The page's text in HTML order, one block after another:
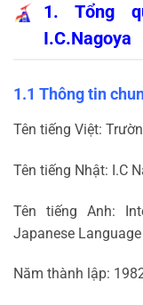
1. Tổng
I.C.Nagoya
1.1 Thông tin
Tên tiếng Việt:
Tên tiếng Nhật: I.C
Tên tiếng Anh:
Japanese
Năm thành lập: